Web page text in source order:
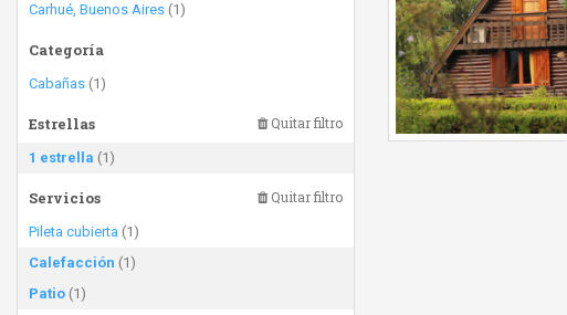
Carhué, Buenos Aires (1)
Categoría
Cabañas (1)
Estrellas Quitar filtro
1 estrella (1)
Servicios Quitar filtro
Pileta cubierta (1)
Calefacción (1)
Patio (1)